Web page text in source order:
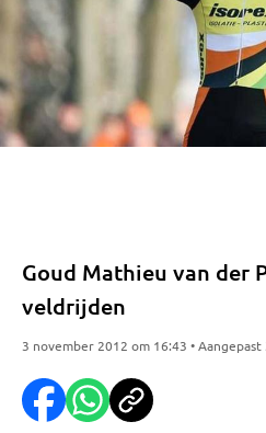
Goud Mathieu van der
veldrijden
3 november 2012 om 16:43 •